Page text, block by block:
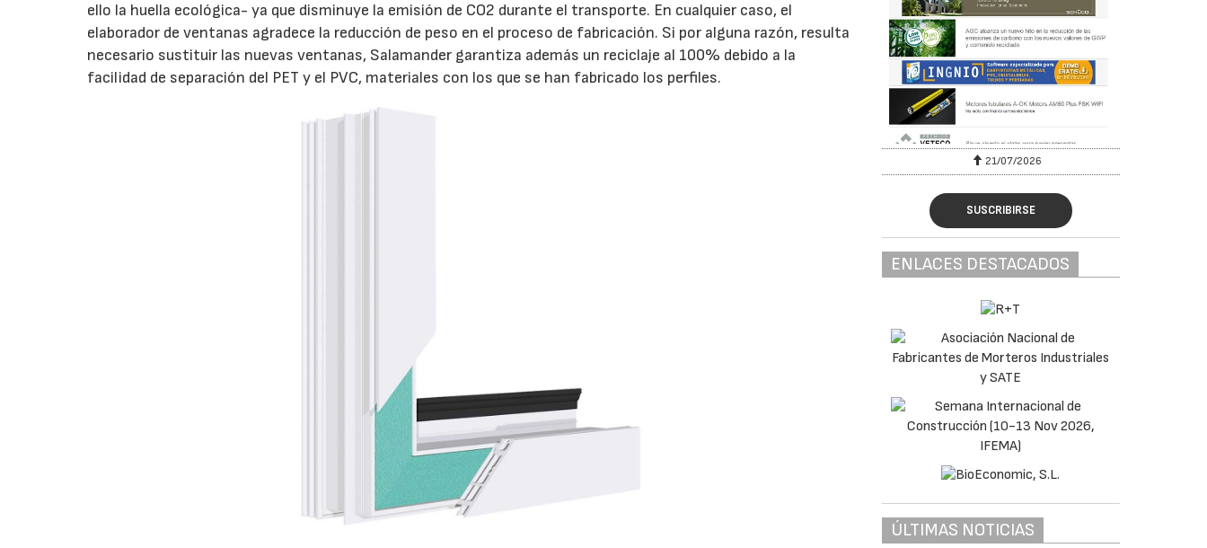
ello la huella ecológica- ya que disminuye la emisión de CO2 durante el transporte. En cualquier caso, el
elaborador de ventanas agradece la reducción de peso en el proceso de fabricación. Si por alguna razón, resulta
necesario sustituir las nuevas ventanas, Salamander garantiza además un reciclaje al 100% debido a la
facilidad de separación del PET y el PVC, materiales con los que se han fabricado los perfiles.
21/07/2026
SUSCRIBIRSE
ENLACES DESTACADOS
ÚLTIMAS NOTICIAS